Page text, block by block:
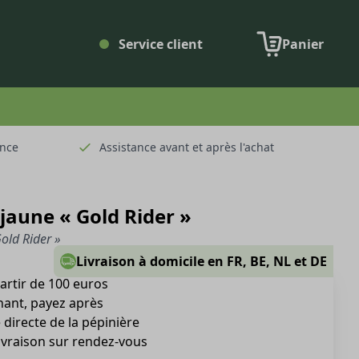
Service client Panier
Assistance avant et après l'achat
« Gold Rider »
Rider »
de 100 euros
payez après
de la pépinière
sur rendez-vous
Livraison à domicile en FR, BE, NL et DE